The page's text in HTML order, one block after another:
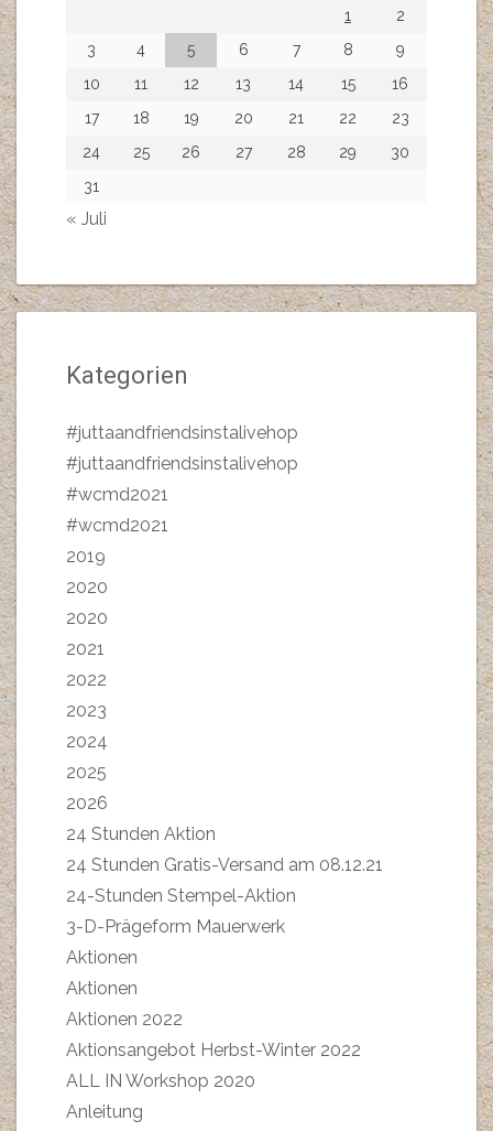
1
2
3
4 5 6 7 8
9
10
11 12 13 14 15
16
17
18 19 20 21 22
23
24
25 26 27 28 29
30
31
« Juli
Kategorien
#juttaandfriendsinstalivehop
#juttaandfriendsinstalivehop
#wcmd2021
#wcmd2021
2019
2020
2020
2021
2022
2023
2024
2025
2026
24 Stunden Aktion
24 Stunden Gratis-Versand am 08.12.21
24-Stunden Stempel-Aktion
3-D-Prägeform Mauerwerk
Aktionen
Aktionen
Aktionen 2022
Aktionsangebot Herbst-Winter 2022
ALL IN Workshop 2020
Anleitung